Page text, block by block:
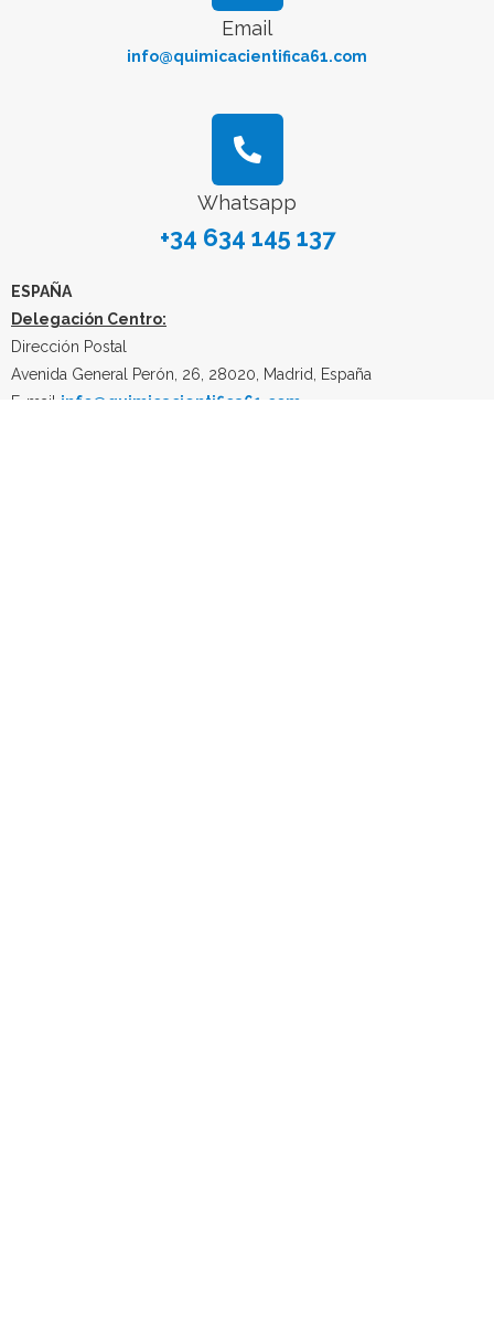
Email
info@quimicacientifica61.com
Whatsapp
+34 634 145 137
ESPAÑA
Delegación Centro:
Dirección Postal
Avenida General Perón, 26, 28020, Madrid, España
E-mail info@quimicacientifica61.com